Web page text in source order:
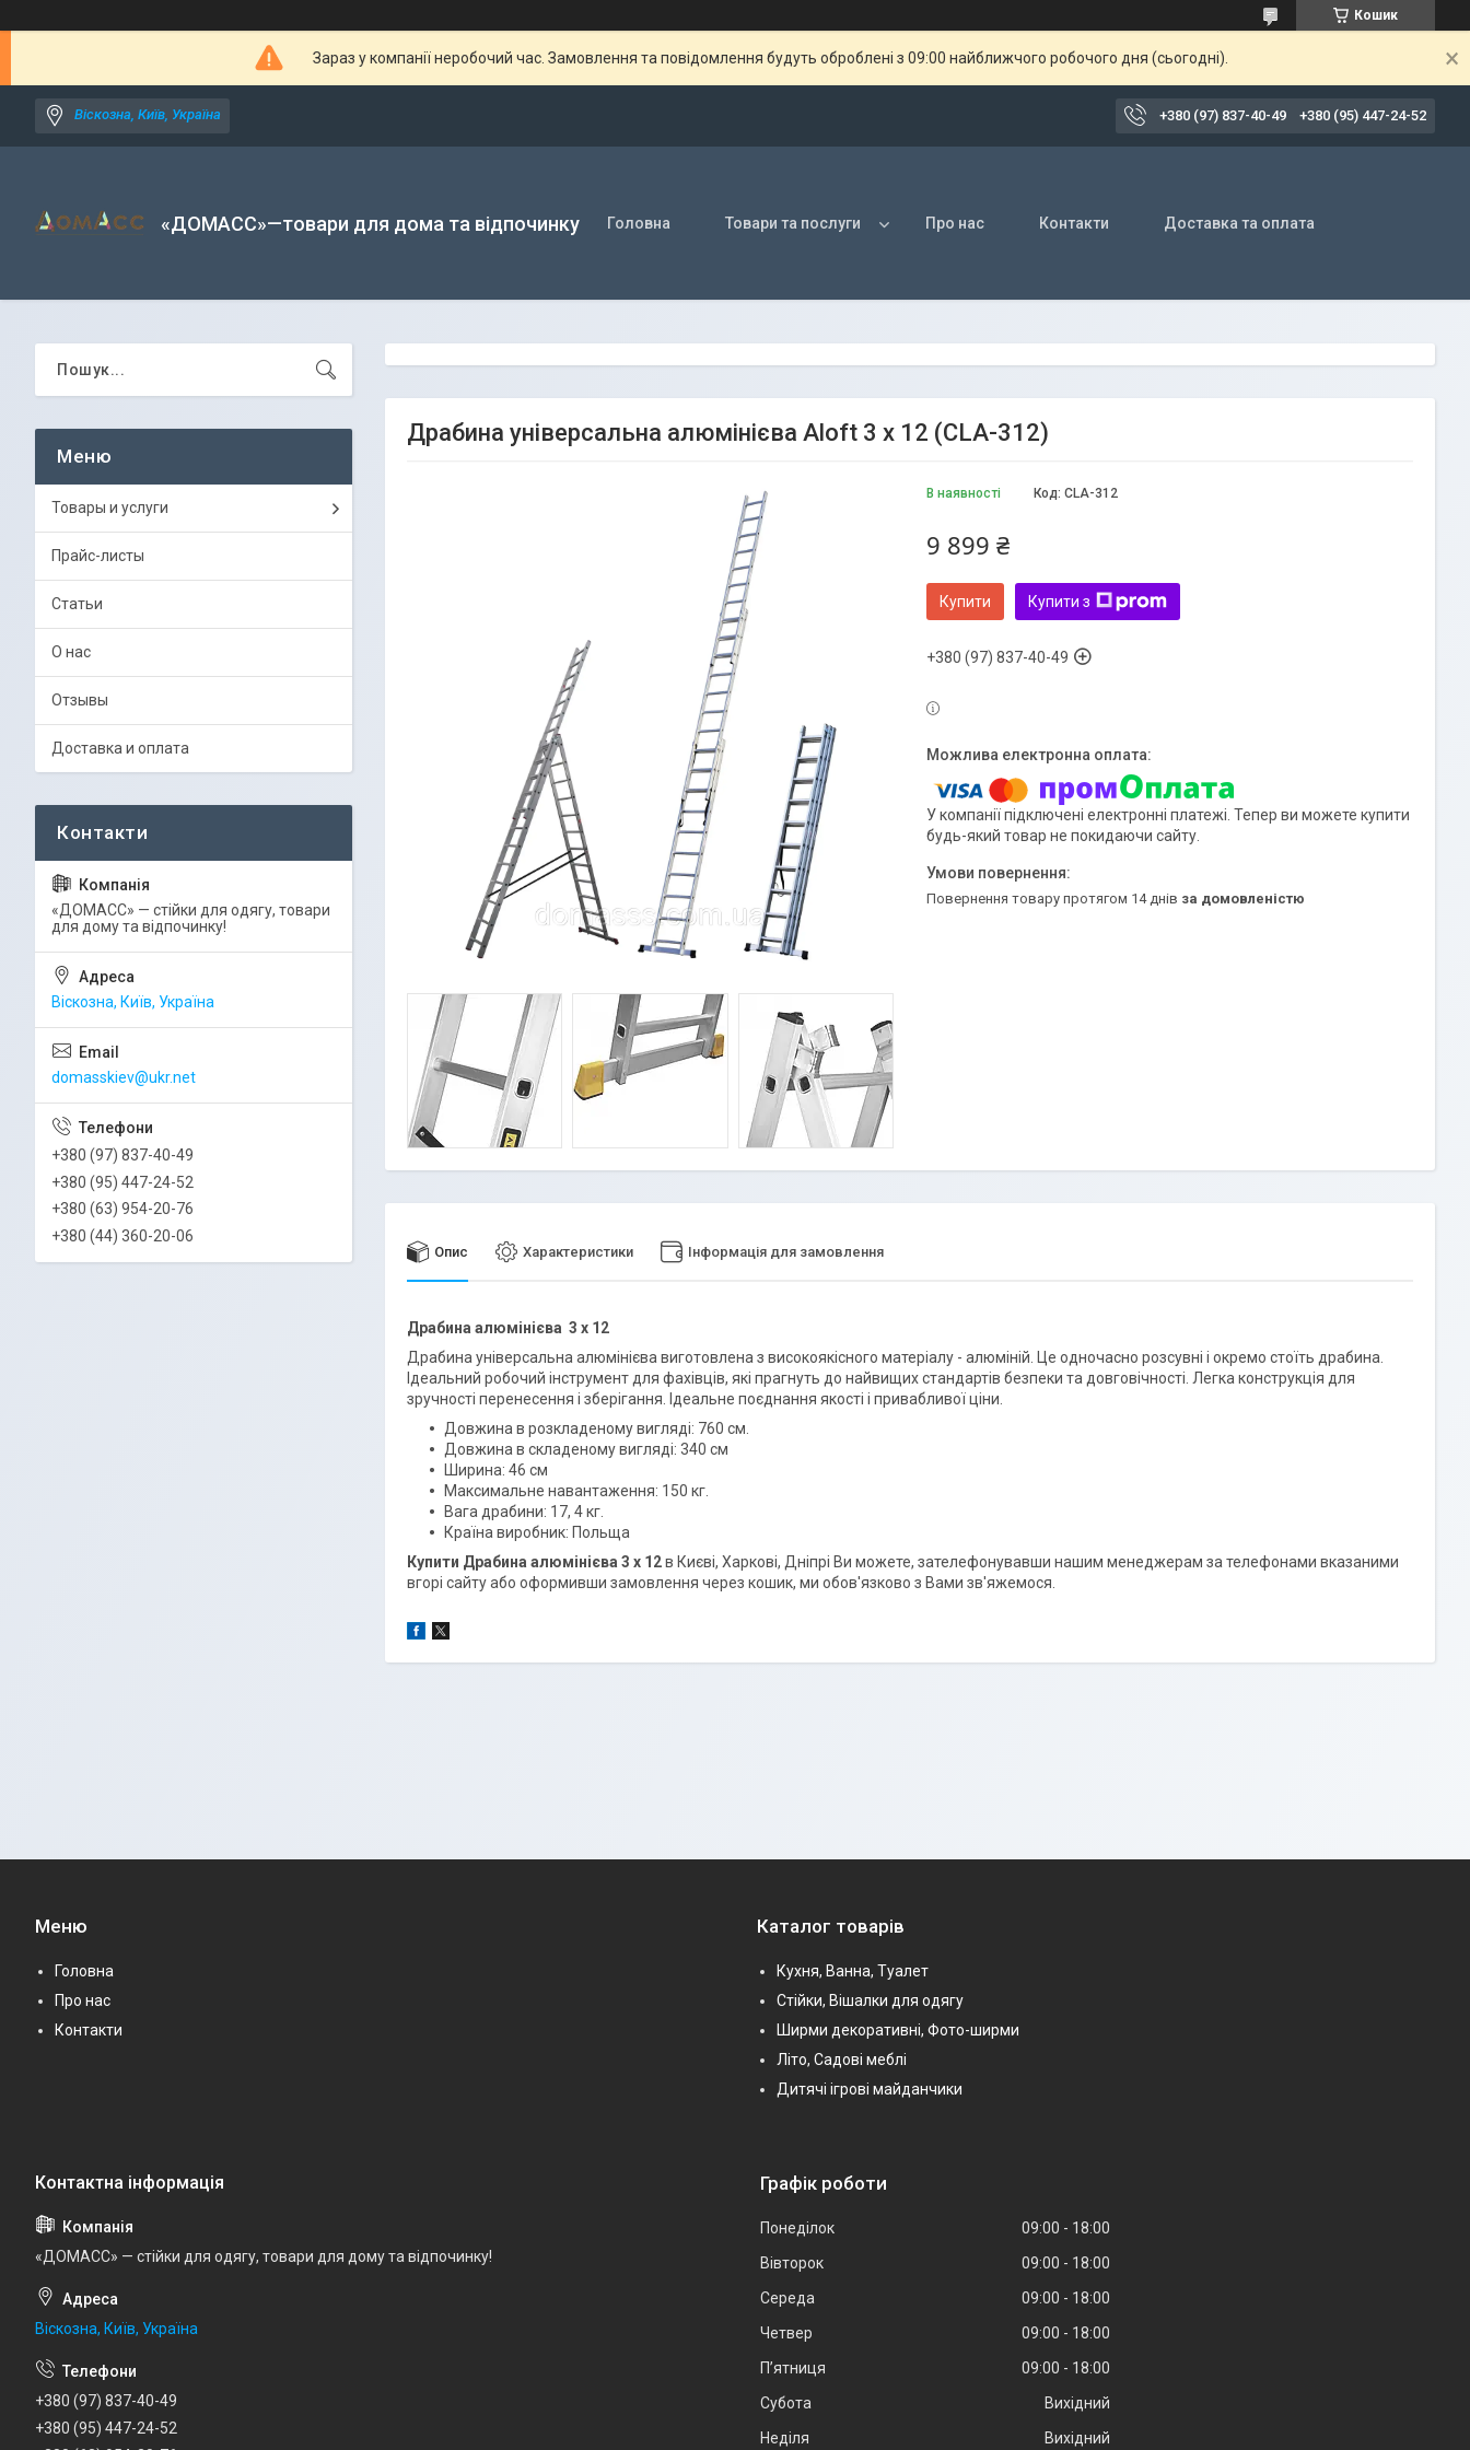
Кошик
Зараз у компанії неробочий час. Замовлення та повідомлення будуть оброблені з 09:00 найближчого робочого дня (сьогодні).
Віскозна, Київ, Україна +380 (97) 837-40-49 +380 (95) 447-24-52
«ДОМАСС»—товари для дома та відпочинку Головна Товари та послуги Про нас Контакти Доставка та оплата
Драбина універсальна алюмінієва Aloft 3 х 12 (CLA-312)
В наявності Код: CLA-312
9 899 ₴
Купити Купити з
+380 (97) 837-40-49
У компанії підключені електронні платежі. Тепер ви можете купити
будь-який товар не покидаючи сайту.
повернення товару протягом 14 днів за домовленістю
Опис Характеристики Інформація для замовлення
Драбина алюмінієва 3 х 12
Драбина універсальна алюмінієва виготовлена з високоякісного матеріалу - алюміній. Це одночасно розсувні і окремо стоїть драбина.
Ідеальний робочий інструмент для фахівців, які прагнуть до найвищих стандартів безпеки та довговічності. Легка конструкція для
зручності перенесення і зберігання. Ідеальне поєднання якості і привабливої ціни.
Довжина в розкладеному вигляді: 760 см.
Довжина в складеному вигляді: 340 см
Ширина: 46 см
Максимальне навантаження: 150 кг.
Вага драбини: 17, 4 кг.
Країна виробник: Польща
Купити Драбина алюмінієва 3 х 12в Києві, Харкові, Дніпрі Ви можете, зателефонувавши нашим менеджерам за телефонами вказаними
вгорі сайту або оформивши замовлення через кошик, ми обов'язково з Вами зв'яжемося.
Товары и услуги
Прайс-листы
Статьи
О нас
Отзывы
Доставка и оплата
«ДОМАСС» — стійки для одягу, товари
для дому та відпочинку!
Віскозна, Київ, Україна
domasskiev@ukr.net
+380 (97) 837-40-49
+380 (95) 447-24-52
+380 (63) 954-20-76
+380 (44) 360-20-06
Меню
Головна
Про нас
Контакти
Каталог товарів
Кухня, Ванна, Туалет
Стійки, Вішалки для одягу
Ширми декоративні, Фото-ширми
Літо, Садові меблі
Дитячі ігрові майданчики
«ДОМАСС» — стійки для одягу, товари для дому та відпочинку!
Віскозна, Київ, Україна
+380 (97) 837-40-49
+380 (95) 447-24-52
Графік роботи
Понеділок 09:00
18:00
Вівторок
09:00
18:00
Середа
09:00
18:00
Четвер
09:00
18:00
Пʼятниця
09:00
18:00
Субота
Вихідний
Неділя
Вихідний